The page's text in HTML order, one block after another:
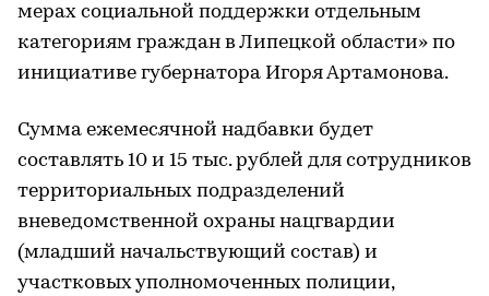
мерах социальной поддержки отдельным
категориям граждан в Липецкой области» по
инициативе губернатора Игоря Артамонова.
Сумма ежемесячной надбавки будет
составлять 10 и 15 тыс. рублей для сотрудников
территориальных подразделений
вневедомственной охраны нацгвардии
(младший начальствующий состав) и
участковых уполномоченных полиции,